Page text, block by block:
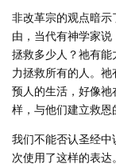
非改革宗的观点暗
由，当代有神学家
拯救多少人？祂有
力拯救所有的人。
预人的生活，好像
样，与他们建立救恩
我们不能否认圣经
次使用了这样的表